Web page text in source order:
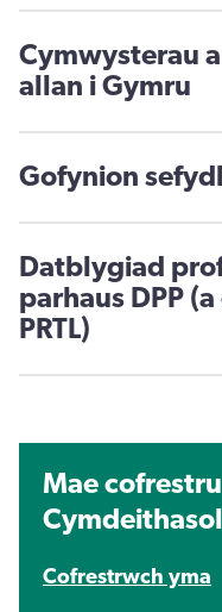
Cymwysterau
allan i Gymru
Gofynion
Datblygiad
parhaus DPP
PRTL)
Mae
Cofrestrwch yma